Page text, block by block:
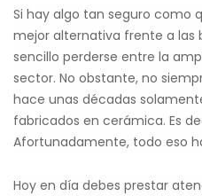
Si hay algo tan seguro como
mejor alternativa frente a las
sencillo perderse entre la
sector. No obstante, no
hace unas décadas
fabricados en cerámica. Es
Afortunadamente, todo eso
Hoy en día debes prestar